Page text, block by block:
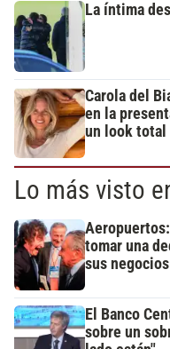
La íntima
Carola del
en la
un look total
Lo más visto
tomar una
sus negocios
El Banco
sobre un